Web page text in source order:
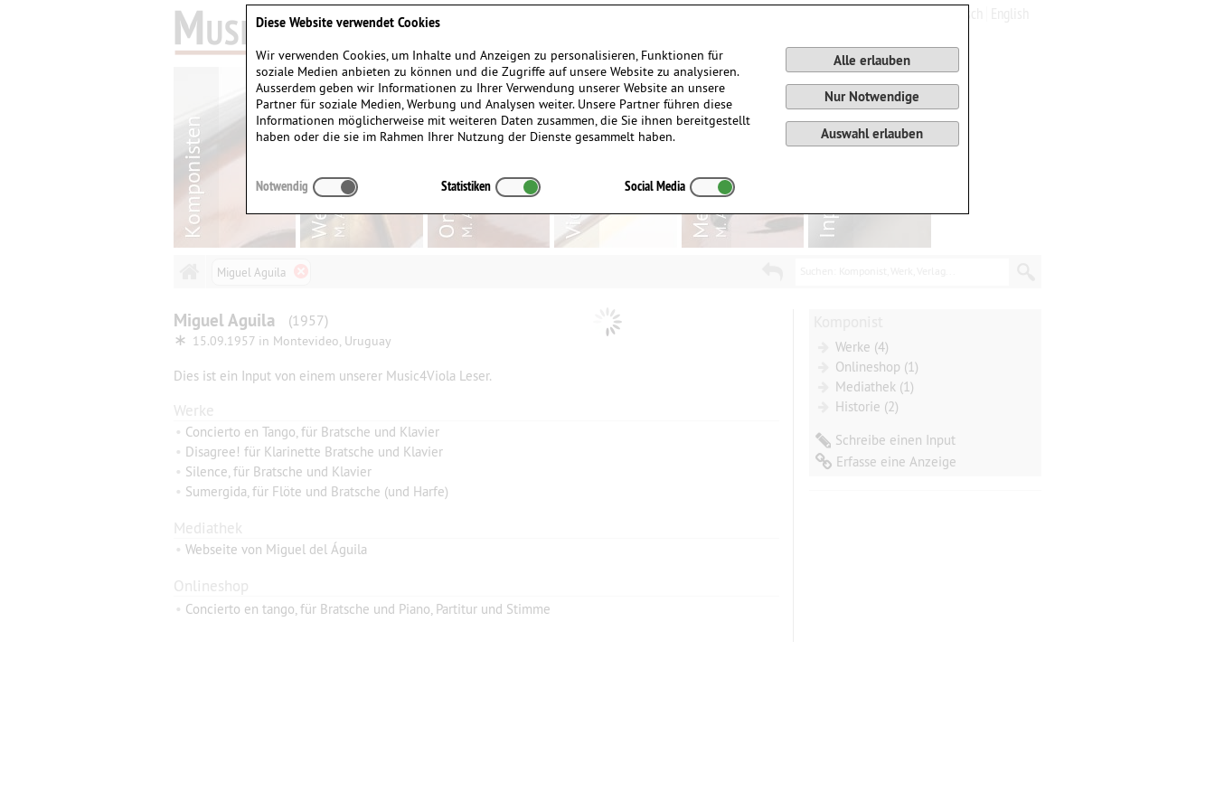
Miguel Aguila
MiguelAguila (1957)
∗ 15.09.1957 in Montevideo, Uruguay
Dies ist ein Input von einem unserer Music4Viola Leser.
Werke
• Concierto en Tango, für Bratsche und Klavier
• Disagree! für Klarinette Bratsche und Klavier
• Silence, für Bratsche und Klavier
• Sumergida, für Flöte und Bratsche (und Harfe)
Mediathek
• Webseite von Miguel del Águila
Onlineshop
• Concierto en tango, für Bratsche und Piano, Partitur und Stimme
Werke (4)
Onlineshop (1)
Mediathek (1)
Historie (2)
Schreibe einen Input
Erfasse eine Anzeige
Diese Website verwendet Cookies
Wir verwenden Cookies, um Inhalte und Anzeigen zu personalisieren, Funktionen für
soziale Medien anbieten zu können und die Zugriffe auf unsere Website zu analysieren.
Ausserdem geben wir Informationen zu Ihrer Verwendung unserer Website an unsere
Partner für soziale Medien, Werbung und Analysen weiter. Unsere Partner führen diese
Informationen möglicherweise mit weiteren Daten zusammen, die Sie ihnen bereitgestellt
haben oder die sie im Rahmen Ihrer Nutzung der Dienste gesammelt haben.
Alle erlauben
Nur Notwendige
Auswahl erlauben
Notwendig Statistiken Social Media